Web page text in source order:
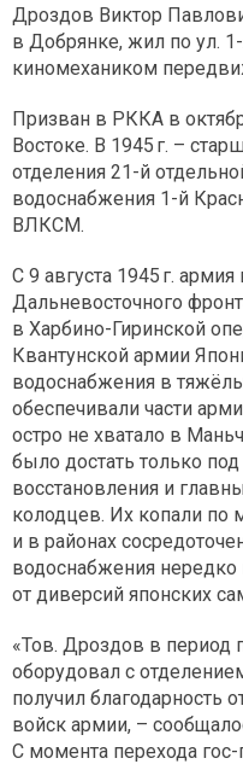
Дроздов Виктор
в Добрянке, жил по ул.
киномехаником
Призван в РККА в
Востоке. В 1945 г. –
отделения 21-й
водоснабжения 1-й
ВЛКСМ.
С 9 августа 1945 г. армия
Дальневосточного
в Харбино-Гиринской
Квантунской армии
водоснабжения в
обеспечивали части
остро не хватало в
было достать только
восстановления и
колодцев. Их копали
и в районах
водоснабжения нередко
от диверсий японских
«Тов. Дроздов в период
оборудовал с
получил благодарность
войск армии, –
С момента перехода